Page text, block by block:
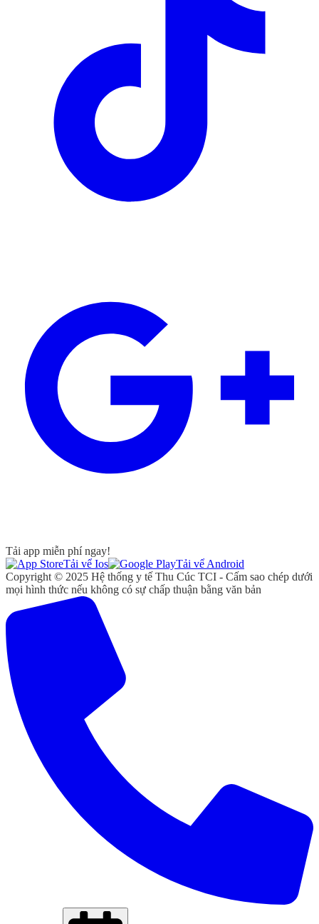
Tải app miễn phí ngay!
Tải vể Ios
Tải vể Android
Copyright © 2025 Hệ thống y tế Thu Cúc TCI - Cấm sao chép dưới
mọi hình thức nếu không có sự chấp thuận bằng văn bản